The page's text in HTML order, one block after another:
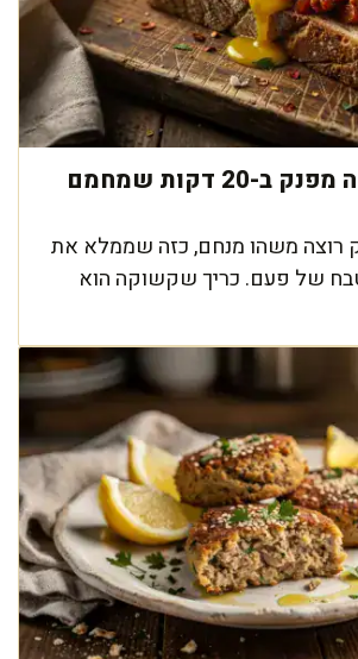
כריך שקשוקה מפנק ב-20 דקות שמחמם
רוצה משהו מנחם, כזה שממלא את
של פעם. כריך שקשוקה הוא